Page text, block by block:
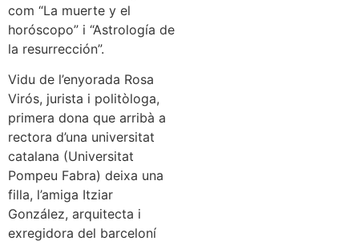
com “La muerte y el
horóscopo” i “Astrología de
la resurrección”.
Vidu de l’enyorada Rosa
Virós, jurista i politòloga,
primera dona que arribà a
rectora d’una universitat
catalana (Universitat
Pompeu Fabra) deixa una
filla, l’amiga Itziar
González, arquitecta i
exregidora del barceloní